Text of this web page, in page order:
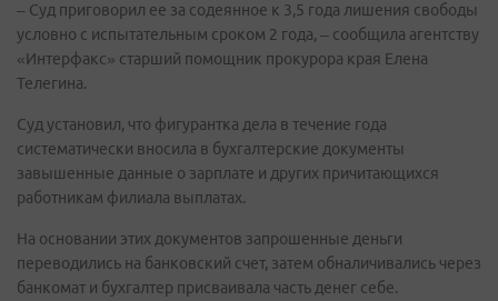
– Суд приговорил ее за содеянное к 3,5 года лишения свободы
условно с испытательным сроком 2 года, – сообщила агентству
«Интерфакс» старший помощник прокурора края Елена
Телегина.
Суд установил, что фигурантка дела в течение года
систематически вносила в бухгалтерские документы
завышенные данные о зарплате и других причитающихся
работникам филиала выплатах.
На основании этих документов запрошенные деньги
переводились на банковский счет, затем обналичивались через
банкомат и бухгалтер присваивала часть денег себе.